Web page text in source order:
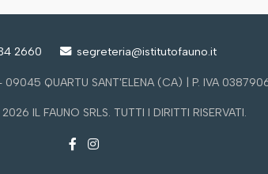
2660 segreteria@istitutofauno.it
- 09045 QUARTU SANT'ELENA (CA) | P. IVA
IL FAUNO SRLS. TUTTI I DIRITTI RISERVATI.